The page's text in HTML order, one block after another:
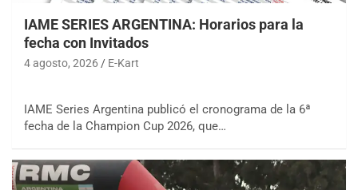
IAME SERIES ARGENTINA: Horarios para la
fecha con Invitados
4 agosto, 2026 E-Kart
IAME Series Argentina publicó el cronograma de la 6ª
fecha de la Champion Cup 2026, que…